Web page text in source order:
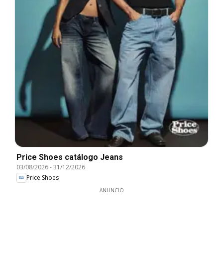
Price Shoes catálogo Jeans
03/08/2026-31/12/2026
Price Shoes
ANUNCIO